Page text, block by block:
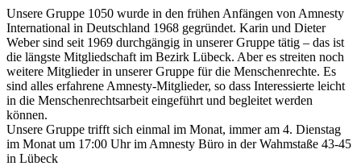
Unsere Gruppe 1050 wurde in den frühen Anfängen von Amnesty
International in Deutschland 1968 gegründet. Karin und Dieter
Weber sind seit 1969 durchgängig in unserer Gruppe tätig – das ist
die längste Mitgliedschaft im Bezirk Lübeck. Aber es streiten noch
weitere Mitglieder in unserer Gruppe für die Menschenrechte. Es
sind alles erfahrene Amnesty-Mitglieder, so dass Interessierte leicht
in die Menschenrechtsarbeit eingeführt und begleitet werden
können.
Unsere Gruppe trifft sich einmal im Monat, immer am 4. Dienstag
im Monat um 17:00 Uhr im Amnesty Büro in der Wahmstaße 43-45
in Lübeck